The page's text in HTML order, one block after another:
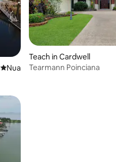
Áit nua le fanacht
Nua
Teach in Cardwell
Tearmann Poinciana